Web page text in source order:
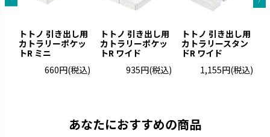
トトノ 引き出し用
カトラリーポケッ
トR ミニ
660円(税込)
トトノ 引き出し用
カトラリーポケッ
トR ワイド
935円(税込)
トトノ 引き出し用
カトラリースタン
ドR ワイド
1,155円(税込)
あなたにおすすめの商品